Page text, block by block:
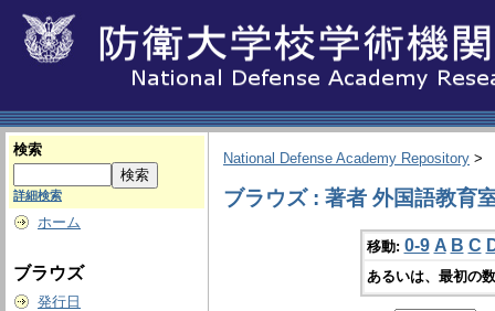
検索
詳細検索
ホーム
ブラウズ
発行日
National Defense Academy Repository >
ブラウズ : 著者 外国語教育
移動: 0-9 A B C
あるいは、最初の